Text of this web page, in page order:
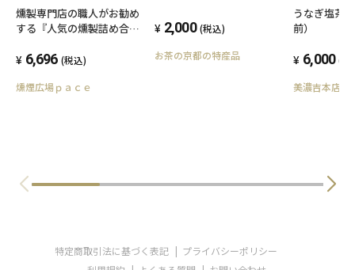
燻製専門店の職人がお勧め
する『人気の燻製詰め合わ
6,696 (税込)
燻煙広場ｐａｃｅ
2,000 (税込)
お茶の京都の特産品
うなぎ塩茶
前）
6,000 (税
美濃吉本店竹
特定商取引法に基づく表記
プライバシーポリシー